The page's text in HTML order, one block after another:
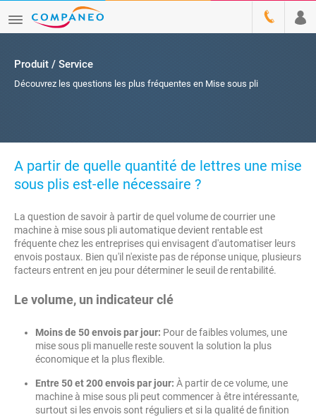
Produit / Service
Découvrez les questions les plus fréquentes en Mise sous pli
A partir de quelle quantité de lettres une mise
sous plis est-elle nécessaire ?
La question de savoir à partir de quel volume de courrier une
machine à mise sous pli automatique devient rentable est
fréquente chez les entreprises qui envisagent d'automatiser leurs
envois postaux. Bien qu'il n'existe pas de réponse unique, plusieurs
facteurs entrent en jeu pour déterminer le seuil de rentabilité.
Le volume, un indicateur clé
Moins de 50 envois par jour: Pour de faibles volumes, une
mise sous pli manuelle reste souvent la solution la plus
économique et la plus flexible.
Entre 50 et 200 envois par jour: À partir de ce volume, une
machine à mise sous pli peut commencer à être intéressante,
surtout si les envois sont réguliers et si la qualité de finition